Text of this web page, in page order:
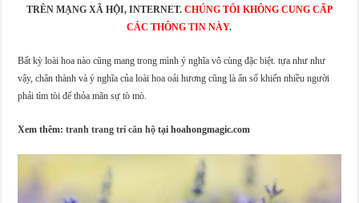
TRÊN MẠNG XÃ HỘI, INTERNET. CHÚNG TÔI KHÔNG CUNG CẤP
CÁC THÔNG TIN NÀY.
Bất kỳ loài hoa nào cũng mang trong mình ý nghĩa vô cùng đặc biệt. tựa như như
vậy, chân thành và ý nghĩa của loài hoa oải hương cũng là ẩn số khiến nhiều người
phải tìm tòi để thỏa mãn sự tò mò.
Xem thêm:tranh trang trí căn hộ tại hoahongmagic.com